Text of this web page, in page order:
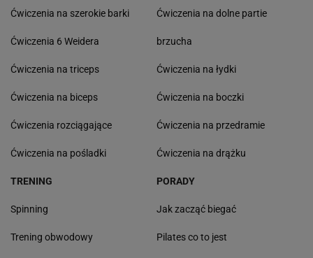
Ćwiczenia na szerokie barki
Ćwiczenia 6 Weidera
Ćwiczenia na triceps
Ćwiczenia na biceps
Ćwiczenia rozciągające
Ćwiczenia na pośladki
Ćwiczenia na dolne partie
brzucha
Ćwiczenia na łydki
Ćwiczenia na boczki
Ćwiczenia na przedramie
Ćwiczenia na drążku
TRENING
Spinning
Trening obwodowy
PORADY
Jak zacząć biegać
Pilates co to jest